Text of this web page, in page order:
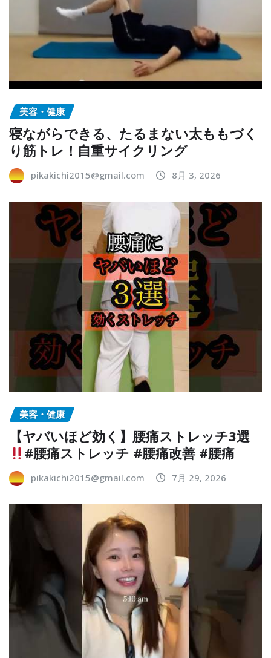
美容・健康
寝ながらできる、たるまない太ももづく
り筋トレ！自重サイクリング
pikakichi2015@gmail.com 8月 3, 2026
美容・健康
【ヤバいほど効く】腰痛ストレッチ3選
#腰痛ストレッチ #腰痛改善 #腰痛
pikakichi2015@gmail.com 7月 29, 2026